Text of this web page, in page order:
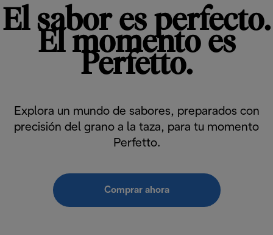
El sabor es perfecto.
El momento es
Perfetto.
Explora un mundo de sabores, preparados con
precisión del grano a la taza, para tu momento
Perfetto.
Comprar ahora